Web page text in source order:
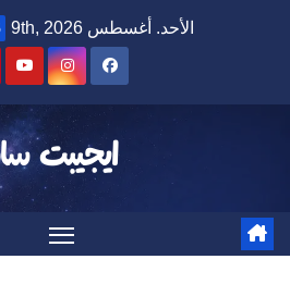
الأحد. أغسطس 9th, 2026
ايجيبت